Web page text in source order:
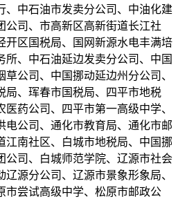
、中石油市发卖分公司、中油化建
公司、市高新区高新街道长江社
开区国税局、国网新源水电丰满培
所、中石油延边发卖分公司、中国
公司、中国挪动延边州分公司、
局、珲春市国税局、四平市地税
药公司、四平市第一高级中学、
电公司、通化市教育局、通化市邮
江南社区、白城市地税局、中国挪
公司、白城师范学院、辽源市社会
源分公司、辽源市景象形象局、
市尝试高级中学、松原市邮政公